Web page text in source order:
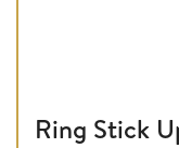
Ring Stick